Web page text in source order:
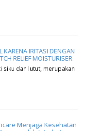
KARENA IRITASI DENGAN
RELIEF MOISTURISER
siku dan lutut, merupakan
Menjaga Kesehatan